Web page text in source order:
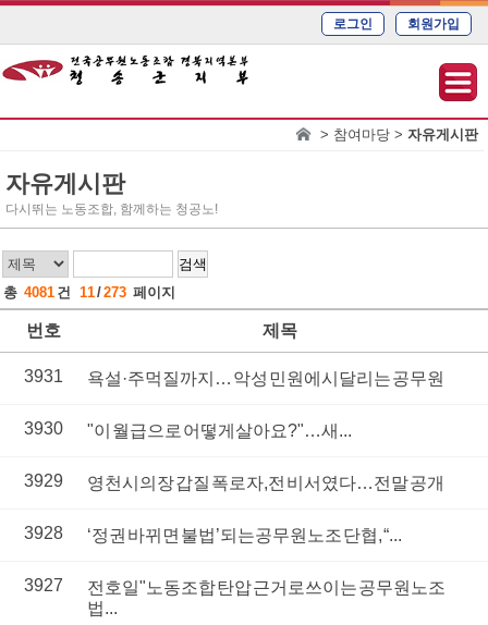
로그인 회원가입
> 참여마당 >자유게시판
자유게시판
다시뛰는 노동조합, 함께하는 청공노!
검색
총 4081 건 11/273 페이지
제목
번호
욕설·주먹질까지… 악성 민원에 시달리는 공무원
3931
"이 월급으로 어떻게 살아요?"…새...
3930
영천시의장 갑질 폭로자, 전 비서였다…전말 공개
3929
‘정권 바뀌면 불법’되는 공무원노조 단협, “...
3928
전호일"노동조합 탄압 근거로 쓰이는 공무원노조
법...
3927